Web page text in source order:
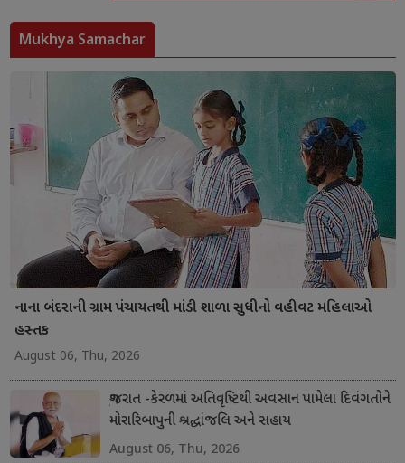
Mukhya Samachar
નાના બંદરાની ગ્રામ પંચાયતથી માંડી શાળા સુધીનો વહીવટ મહિલાઓ
હસ્તક
August 06, Thu, 2026
ગુજરાત -કેરળમાં અતિવૃષ્ટિથી અવસાન પામેલા દિવંગતોને
મોરારિબાપુની શ્રદ્ધાંજલિ અને સહાય
August 06, Thu, 2026